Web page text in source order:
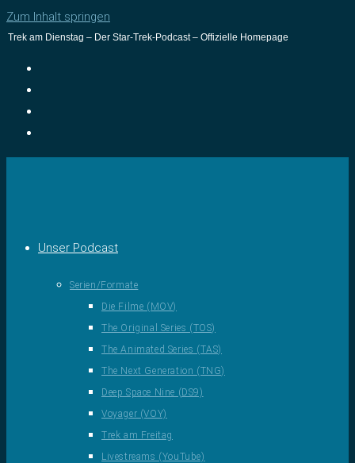
Zum Inhalt springen
Trek am Dienstag – Der Star-Trek-Podcast – Offizielle Homepage
Unser Podcast
Serien/Formate
Die Filme (MOV)
The Original Series (TOS)
The Animated Series (TAS)
The Next Generation (TNG)
Deep Space Nine (DS9)
Voyager (VOY)
Trek am Freitag
Livestreams (YouTube)